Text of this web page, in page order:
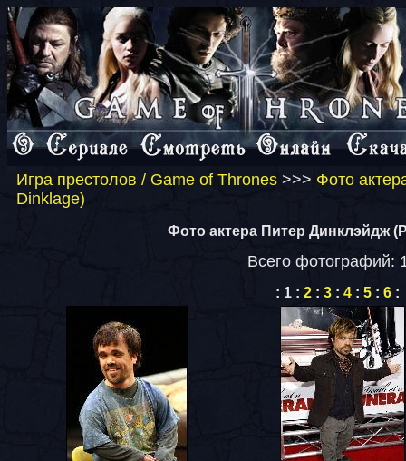
Игра престолов / Game of Thrones >>> Фото
Dinklage)
Фото актера Питер Динклэйдж
Всего фотографий:
: 1: 2: 3: 4: 5: 6: